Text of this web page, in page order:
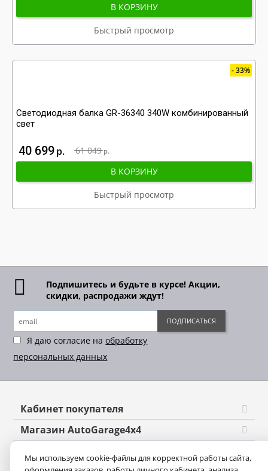
В КОРЗИНУ
Быстрый просмотр
33%
Светодиодная балка GR-36340 340W комбинированный
свет
61 049 р
40 699р
В КОРЗИНУ
Быстрый просмотр
Подпишитесь и будьте в курсе! Акции,
скидки, распродажи ждут!
Я даю согласие наобработку
персональных данных
ПОДПИСАТЬСЯ
Кабинет покупателя
Магазин AutoGarage4x4
Мы используем cookie-файлы для корректной работы сайта,